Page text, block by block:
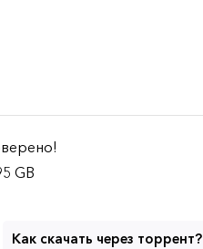
GB
Как скачать через торрент?